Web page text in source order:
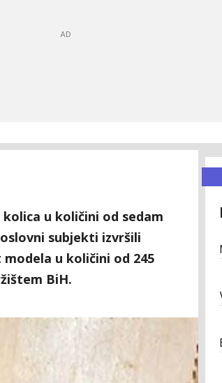
u količini od sedam
subjekti izvršili
u količini od 245
BiH.